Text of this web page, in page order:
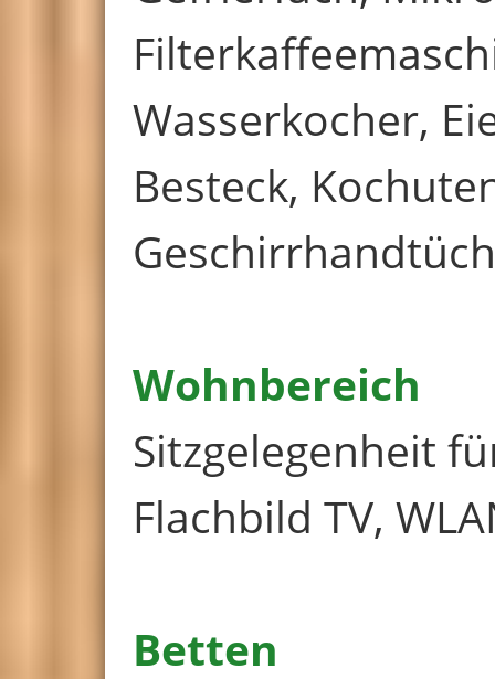
Wasserkocher,
Besteck,
Wohnbereich
Sitzgelegenheit
Flachbild TV,
Betten